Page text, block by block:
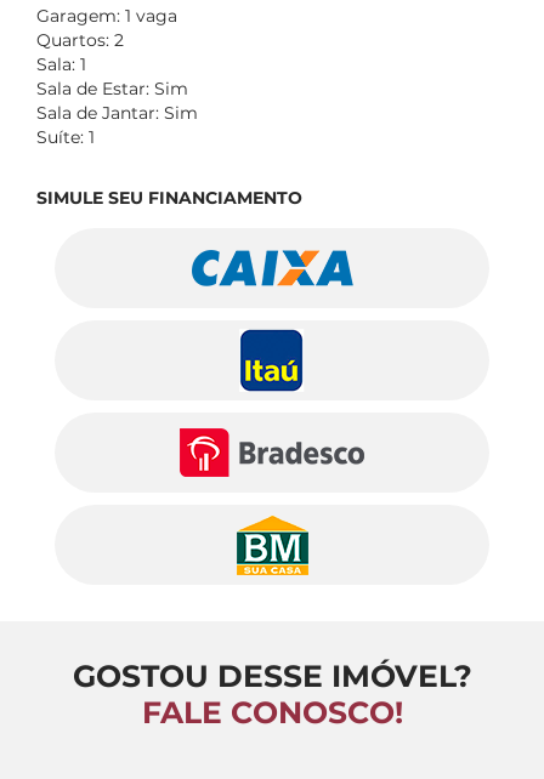
Garagem: 1 vaga
Quartos: 2
Sala: 1
Sala de Estar: Sim
Sala de Jantar: Sim
Suíte: 1
SIMULE SEU FINANCIAMENTO
GOSTOU DESSE IMÓVEL?
FALE CONOSCO!